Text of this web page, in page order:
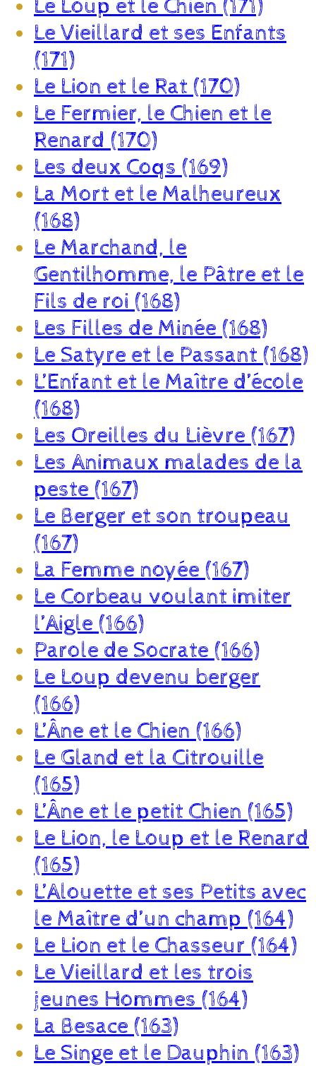
Le Loup et le Chien (171)
Le Vieillard et ses Enfants
(171)
Le Lion et le Rat (170)
Le Fermier, le Chien et le
Renard (170)
Les deux Coqs (169)
La Mort et le Malheureux
(168)
Le Marchand, le
Gentilhomme, le Pâtre et le
Fils de roi (168)
Les Filles de Minée (168)
Le Satyre et le Passant (168)
L’Enfant et le Maître d’école
(168)
Les Oreilles du Lièvre (167)
Les Animaux malades de la
peste (167)
Le Berger et son troupeau
(167)
La Femme noyée (167)
Le Corbeau voulant imiter
l’Aigle (166)
Parole de Socrate (166)
Le Loup devenu berger
(166)
L’Âne et le Chien (166)
Le Gland et la Citrouille
(165)
L’Âne et le petit Chien (165)
Le Lion, le Loup et le Renard
(165)
L’Alouette et ses Petits avec
le Maître d’un champ (164)
Le Lion et le Chasseur (164)
Le Vieillard et les trois
jeunes Hommes (164)
La Besace (163)
Le Singe et le Dauphin (163)